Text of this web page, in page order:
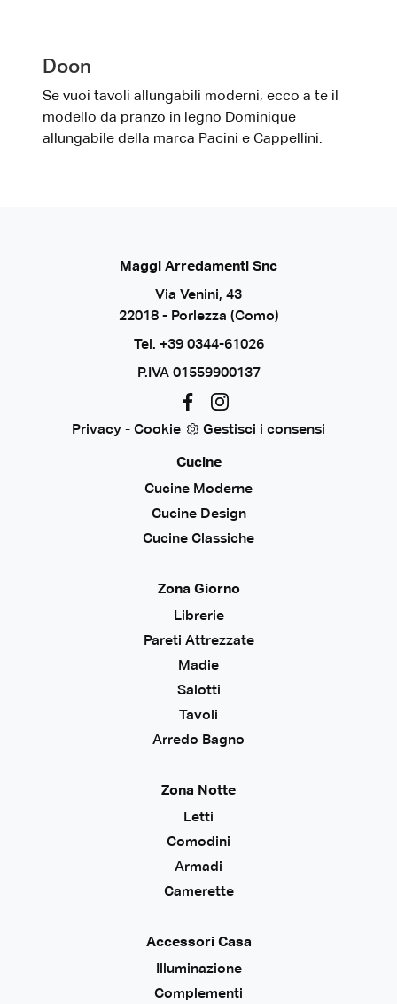
Doon
Se vuoi tavoli allungabili moderni, ecco a te il
modello da pranzo in legno Dominique
allungabile della marca Pacini e Cappellini.
Maggi Arredamenti Snc
Via Venini, 43
22018 - Porlezza (Como)
Tel. +39 0344-61026
P.IVA 01559900137
Privacy - Cookie Gestisci i consensi
Cucine
Cucine Moderne
Cucine Design
Cucine Classiche
Zona Giorno
Librerie
Pareti Attrezzate
Madie
Salotti
Tavoli
Arredo Bagno
Zona Notte
Letti
Comodini
Armadi
Camerette
Accessori Casa
Illuminazione
Complementi